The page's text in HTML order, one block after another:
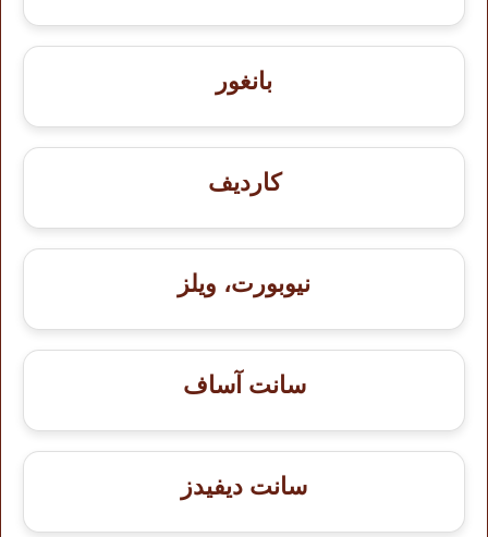
بانغور
كارديف
نيوبورت، ويلز
سانت آساف
سانت ديفيدز